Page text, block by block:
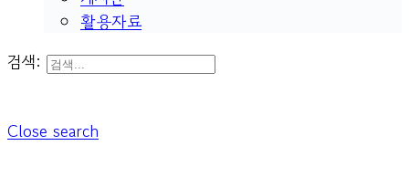
활용자료
검색:
Close search